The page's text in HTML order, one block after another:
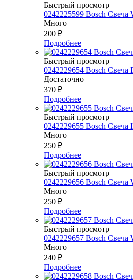
Быстрый просмотр
0242225599 Bosch Свеча
Много
200 ₽
Подробнее
Быстрый просмотр
0242229654 Bosch
Достаточно
370 ₽
Подробнее
Быстрый просмотр
0242229655 Bosch Свеча
Много
250 ₽
Подробнее
Быстрый просмотр
0242229656 Bosch Свеча
Много
250 ₽
Подробнее
Быстрый просмотр
0242229657 Bosch Свеча
Много
240 ₽
Подробнее